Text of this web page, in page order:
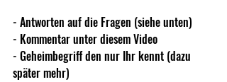
- Antworten auf die Fragen (siehe unten)
- Kommentar unter diesem Video
- Geheimbegriff den nur Ihr kennt (dazu
später mehr)